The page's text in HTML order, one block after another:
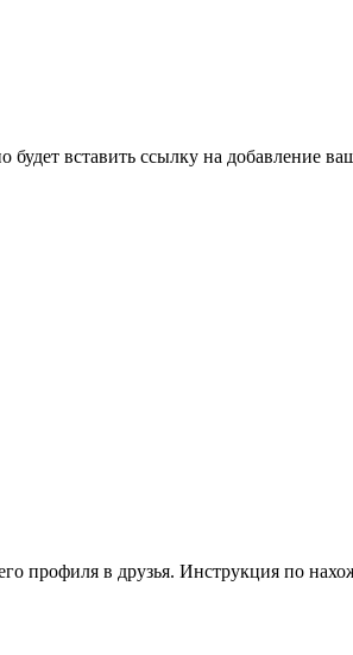
вставить ссылку на добавление
профиля в друзья. Инструкция по